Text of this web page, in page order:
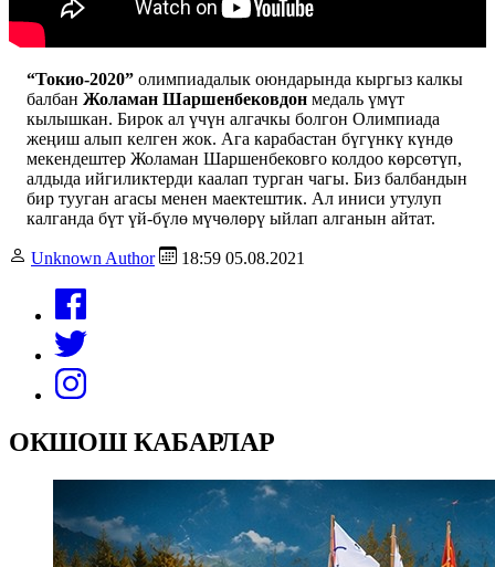
“Токио-2020” олимпиадалык оюндарында кыргыз калкы
балбан Жоламан Шаршенбековдон медаль үмүт
кылышкан. Бирок ал үчүн алгачкы болгон Олимпиада
жеңиш алып келген жок. Ага карабастан бүгүнкү күндө
мекендештер Жоламан Шаршенбековго колдоо көрсөтүп,
алдыда ийгиликтерди каалап турган чагы. Биз балбандын
бир тууган агасы менен маектештик. Ал иниси утулуп
калганда бүт үй-бүлө мүчөлөрү ыйлап алганын айтат.
Unknown Author 18:59 05.08.2021
ОКШОШ КАБАРЛАР